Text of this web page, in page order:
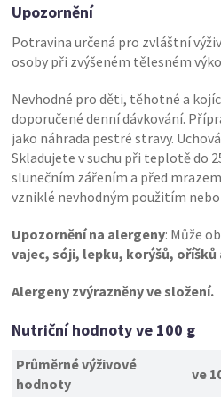
Upozornění
Potravina určená pro zvláštní
osoby při zvýšeném tělesném
Nevhodné pro děti, těhotné a
doporučené denní dávkování.
jako náhrada pestré stravy.
Skladujete v suchu při teplotě do
slunečním zářením a před
vzniklé nevhodným použitím
Upozornění na alergeny: Může
vajec, sóji, lepku, korýšů, oříšků
Alergeny zvýrazněny ve složení.
Nutriční hodnoty ve 100 g
Průměrné výživové
hodnoty
ve 1